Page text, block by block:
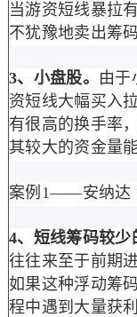
当游资短线暴拉
不犹豫地卖出筹码
3、小盘股。
由于
资短线大幅买入
有很高的换手率
其较大的资金量
案例1——安纳达
4、短线筹码较少
往往来至于前期
如果这种浮动筹
程中遇到大量获